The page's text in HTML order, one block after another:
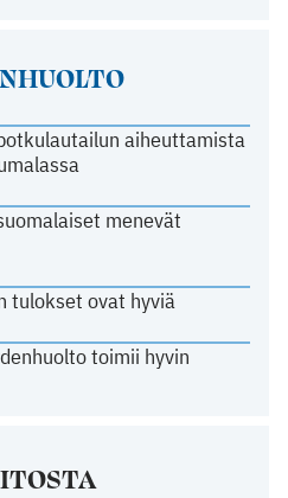
aiheuttamista
menevät
tulokset ovat hyviä
toimii hyvin